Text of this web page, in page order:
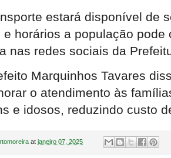
estará disponível de
e horários a população
nas redes sociais da
Marquinhos Tavares
o atendimento às
e idosos, reduzindo custo
at janeiro 07, 2025